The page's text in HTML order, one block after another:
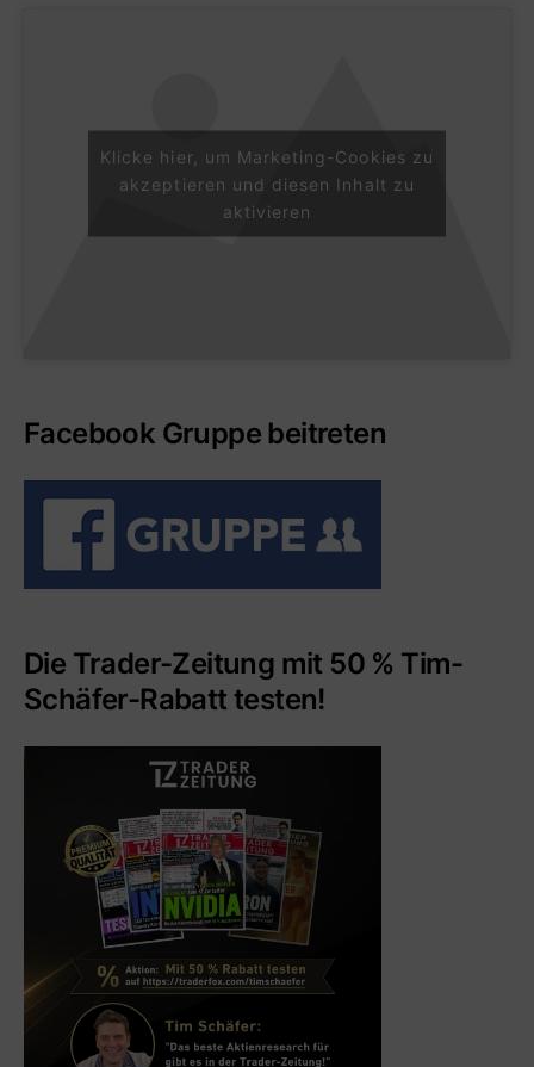
Klicke hier, um Marketing-Cookies zu
akzeptieren und diesen Inhalt zu
aktivieren
Facebook Gruppe beitreten
Die Trader-Zeitung mit 50 % Tim-
Schäfer-Rabatt testen!